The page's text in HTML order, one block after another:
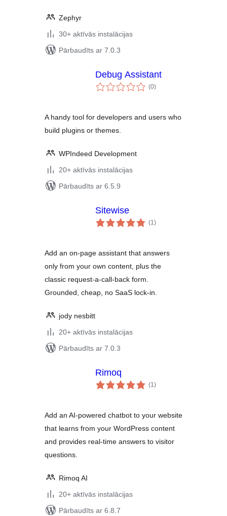
Zephyr
30+ aktīvās instalācijas
Pārbaudīts ar 7.0.3
Debug Assistant
(0vērtējumu
kopsumma
)
A handy tool for developers and users who
build plugins or themes.
WPIndeed Development
20+ aktīvās instalācijas
Pārbaudīts ar 6.5.9
Sitewise
(1vērtējumu
kopsumma
)
Add an on-page assistant that answers
only from your own content, plus the
classic request-a-call-back form.
Grounded, cheap, no SaaS lock-in.
jody nesbitt
20+ aktīvās instalācijas
Pārbaudīts ar 7.0.3
Rimoq
(1vērtējumu
kopsumma
)
Add an AI-powered chatbot to your website
that learns from your WordPress content
and provides real-time answers to visitor
questions.
Rimoq AI
20+ aktīvās instalācijas
Pārbaudīts ar 6.8.7